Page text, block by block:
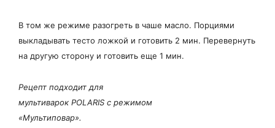
В том же режиме разогреть в чаше масло. Порциями
выкладывать тесто ложкой и готовить 2 мин. Перевернуть
на другую сторону и готовить еще 1 мин.
Рецепт подходит для
мультиварок POLARIS с режимом
«Мультиповар».